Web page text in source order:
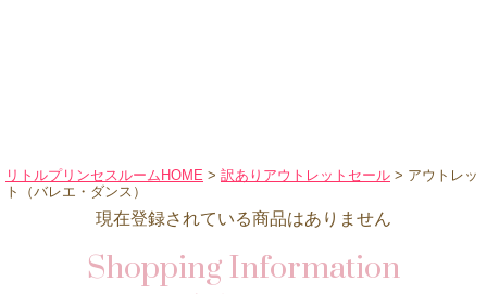
リトルプリンセスルームHOME > 訳ありアウトレットセール > アウトレッ
ト（バレエ・ダンス）
現在登録されている商品はありません
Shopping Information